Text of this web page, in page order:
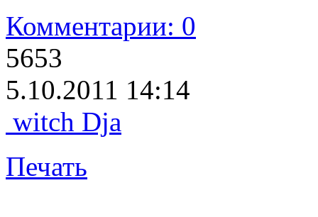
Комментарии: 0
5653
5.10.2011 14:14
witch Dja
Печать